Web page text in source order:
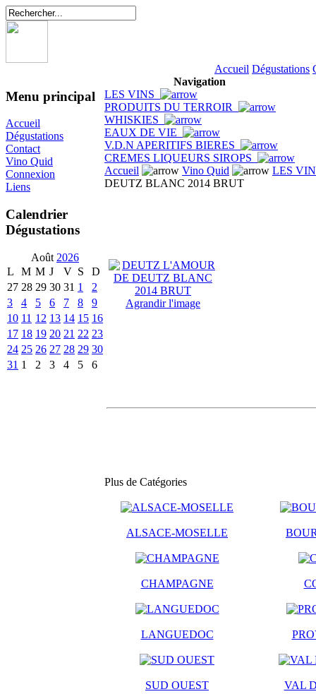
Accueil Dégustations
Menu principal
Accueil
Dégustations
Contact
Vino Quid
Connexion
Liens
Calendrier
Dégustations
Août 2026
L
M M J V S
D
27 28 29 30 31 1
2
3
4 5 6 7 8
9
10 11 12 13 14 15 16
17 18 19 20 21 22 23
24 25 26 27 28 29 30
31 1 2 3 4 5 6
Navigation
LES VINS
PRODUITS DU TERROIR
WHISKIES
EAUX DE VIE
V.D.N APERITIFS BIERES
CREMES LIQUEURS SIROPS
Accueil
Vino Quid
LES
DEUTZ BLANC 2014 BRUT
Agrandir l'image
Plus de Catégories
ALSACE-MOSELLE
CHAMPAGNE
LANGUEDOC
SUD OUEST VAL